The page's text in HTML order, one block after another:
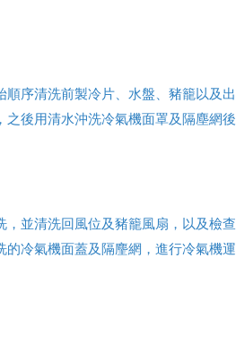
序清洗前製冷片、水盤、豬籠以及出
後用清水沖洗冷氣機面罩及隔塵網後
並清洗回風位及豬籠風扇，以及檢查
冷氣機面蓋及隔麈網，進行冷氣機運